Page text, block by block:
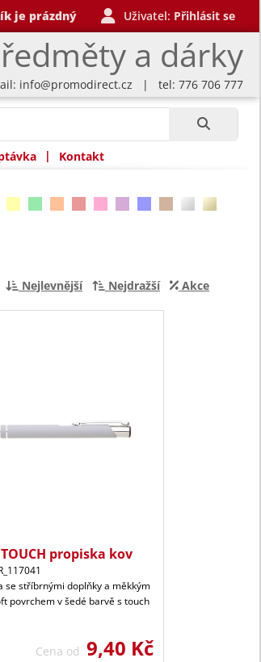
a dárky
je prázdný Uživatel: Přihlásit se
info@promodirect.cz | tel: 776 706 777
| Kontakt
Nejlevnější Nejdražší Akce
TOUCH propiska kov
se stříbrnými doplňky a měkkým
povrchem v šedé barvě s touch
Cena od 9,40 Kč